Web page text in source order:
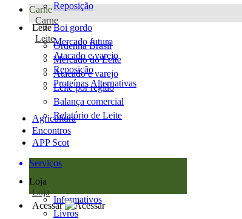
Reposição
Carne
Carne
Boi gordo
Mercado futuro
Atacado e varejo
Reposição
Proteínas Alternativas
Leite
Leite
Ordenha Brasil
Mercado do Leite
Atacado e varejo
Leite por região
Balança comercial
Relatório de Leite
Agricultura
Encontros
APP Scot
Serviços
Loja
Loja
Informativos
Livros
Acessar